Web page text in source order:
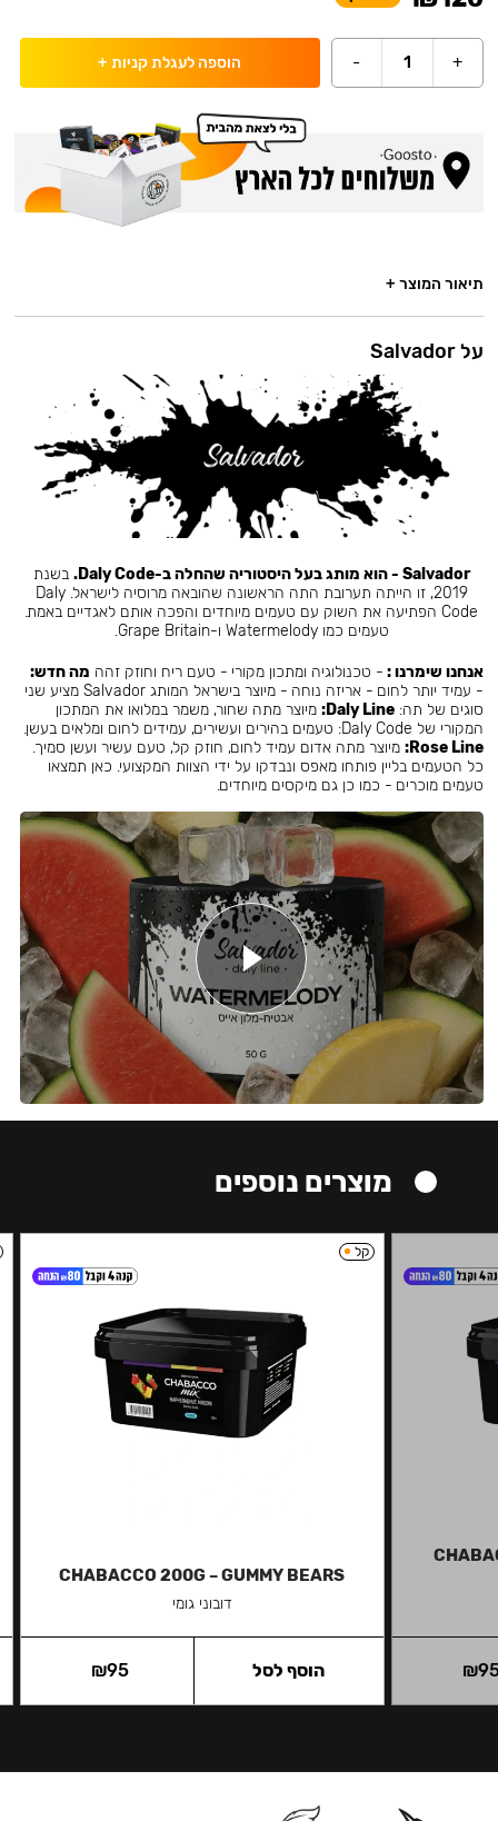
+
1
- הוספה לעגלת קניות +
תיאור המוצר +
על Salvador
Salvador - הוא מותג בעל היסטוריה שהחלה ב-Daly Code.
בשנת
2019, זו הייתה תערובת התה הראשונה שהובאה מרוסיה לישראל. Daly
Code הפתיעה את השוק עם טעמים מיוחדים והפכה אותם לאגדיים באמת.
טעמים כמו Watermelody ו-Grape Britain.
אנחנו שימרנו : - טכנולוגיה ומתכון מקורי - טעם ריח וחוזק זהה מה חדש:
- עמיד יותר לחום - אריזה נוחה - מיוצר בישראל המותג Salvador מציע שני
סוגים של תה:Daly Line: מיוצר מתה שחור, משמר במלואו את המתכון
המקורי של Daly Code: טעמים בהירים ועשירים, עמידים לחום ומלאים בעשן.
Rose Line: מיוצר מתה אדום עמיד לחום, חוזק קל, טעם עשיר ועשן סמיך.
כל הטעמים בליין פותחו מאפס ונבדקו על ידי הצוות המקצועי. כאן תמצאו
טעמים מוכרים - כמו כן גם מיקסים מיוחדים.
מוצרים נוספים
₪
קל
CHABACCO 200G – GUMMY BEARS
דובוני גומי
₪95 הוסף לסל